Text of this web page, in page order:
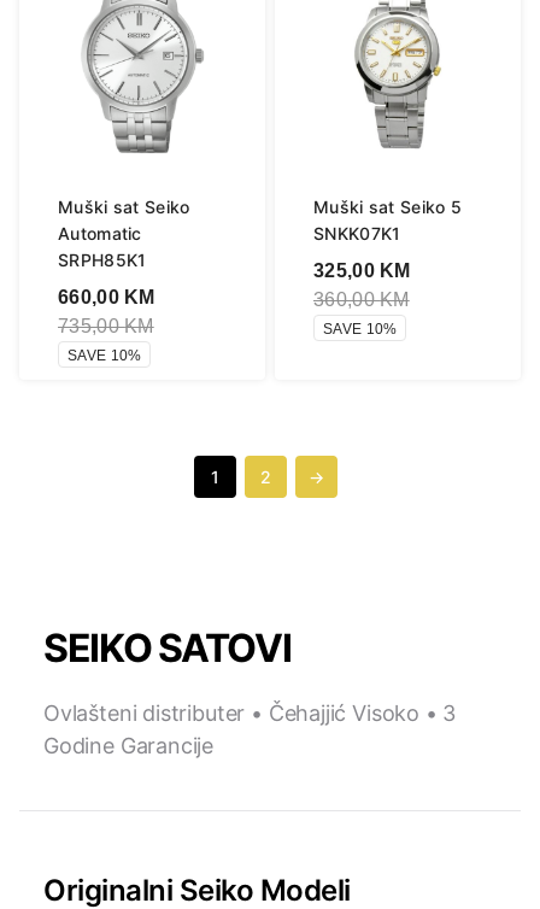
Muški sat Seiko
Automatic
SRPH85K1
660,00 KM
735,00KM
SAVE 10%
Muški sat Seiko 5
SNKK07K1
325,00 KM
360,00KM
SAVE 10%
1 2 →
SEIKO SATOVI
Ovlašteni distributer • Čehajjić Visoko • 3
Godine Garancije
Originalni Seiko Modeli